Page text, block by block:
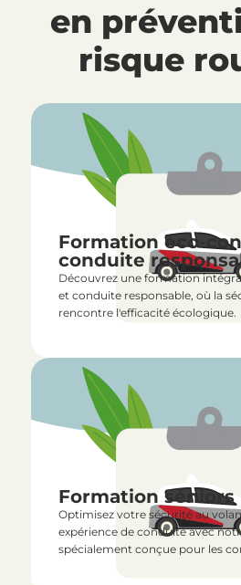
en
risque
Formation éco-
conduite
Découvrez une formation
et conduite responsable, où la
rencontre l'efficacité écologique.
Formation séniors
Optimisez votre sécurité au
expérience de conduite avec
spécialement conçue pour les